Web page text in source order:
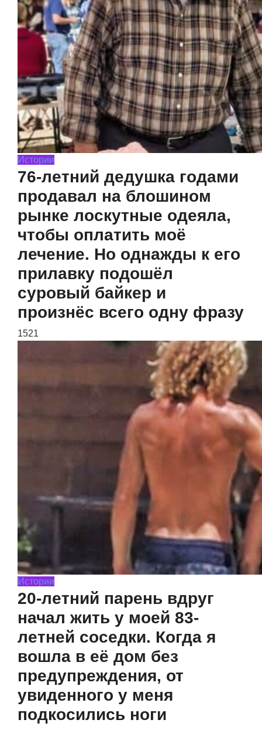
Истории
76-летний дедушка годами
продавал на блошином
рынке лоскутные одеяла,
чтобы оплатить моё
лечение. Но однажды к его
прилавку подошёл
суровый байкер и
произнёс всего одну фразу
1521
Истории
20-летний парень вдруг
начал жить у моей 83-
летней соседки. Когда я
вошла в её дом без
предупреждения, от
увиденного у меня
подкосились ноги